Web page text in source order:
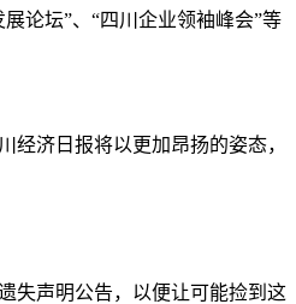
论坛”、“四川企业领袖峰会”等
济日报将以更加昂扬的姿态，
失声明公告，以便让可能捡到这